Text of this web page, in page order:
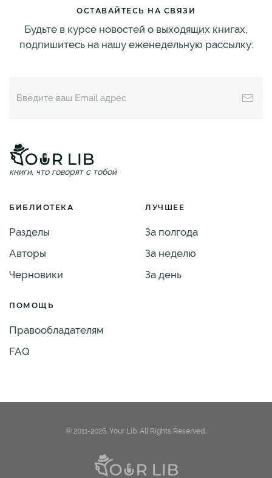
ОСТАВАЙТЕСЬ НА СВЯЗИ
Будьте в курсе новостей о выходящих книгах,
подпишитесь на нашу еженедельную рассылку:
книги, что говорят с тобой
БИБЛИОТЕКА
Разделы
Авторы
Черновики
ЛУЧШЕЕ
За полгода
За неделю
За день
ПОМОЩЬ
Правообладателям
FAQ
© 2011-2026. Your Lib. All Rights Reserved.